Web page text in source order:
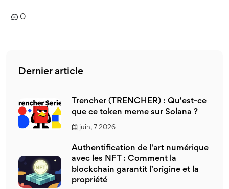
0
Dernier article
Trencher (TRENCHER) : Qu'est-ce
que ce token meme sur Solana ?
juin, 7 2026
Authentification de l'art numérique
avec les NFT : Comment la
blockchain garantit l'origine et la
propriété